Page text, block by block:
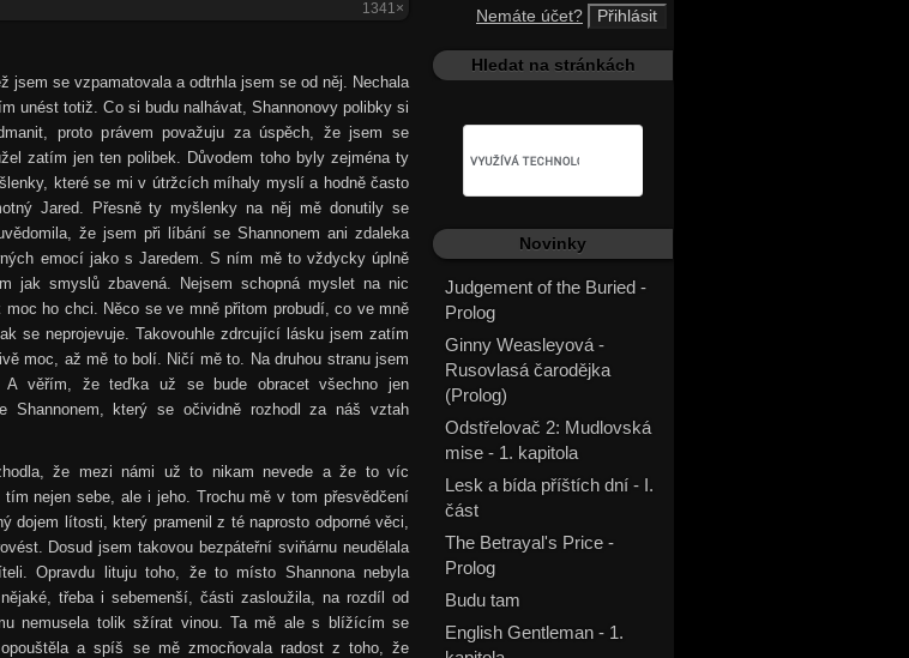
1341×
jsem se vzpamatovala a odtrhla jsem se od něj. Nechala
unést totiž. Co si budu nalhávat, Shannonovy polibky si
proto právem považuju za úspěch, že jsem se
zatím jen ten polibek. Důvodem toho byly zejména ty
které se mi v útržcích míhaly myslí a hodně často
Jared. Přesně ty myšlenky na něj mě donutily se
že jsem při líbání se Shannonem ani zdaleka
emocí jako s Jaredem. S ním mě to vždycky úplně
jak smyslů zbavená. Nejsem schopná myslet na nic
moc ho chci. Něco se ve mně přitom probudí, co ve mně
se neprojevuje. Takovouhle zdrcující lásku jsem zatím
moc, až mě to bolí. Ničí mě to. Na druhou stranu jsem
A věřím, že teďka už se bude obracet všechno jen
Shannonem, který se očividně rozhodl za náš vztah
že mezi námi už to nikam nevede a že to víc
nejen sebe, ale i jeho. Trochu mě v tom přesvědčení
dojem lítosti, který pramenil z té naprosto odporné věci,
Dosud jsem takovou bezpáteřní sviňárnu neudělala
Opravdu lituju toho, že to místo Shannona nebyla
třeba i sebemenší, části zasloužila, na rozdíl od
nemusela tolik sžírat vinou. Ta mě ale s blížícím se
a spíš se mě zmocňovala radost z toho, že
Nemáte účet?
Hledat na stránkách
Novinky
Judgement of the Buried -
Prolog
Ginny Weasleyová -
Rusovlasá čarodějka
(Prolog)
Odstřelovač 2: Mudlovská
mise - 1. kapitola
Lesk a bída příštích dní - I.
část
The Betrayal's Price -
Prolog
Budu tam
English Gentleman - 1.